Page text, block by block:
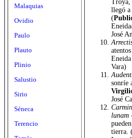
Malaquias
Ovidio
Paulo
Plauto
Plinio
Salustio
Sirio
Séneca
Terencio
Troya,
llegó a
(
José
Vara)
sonríe
José
lunam
tierra.